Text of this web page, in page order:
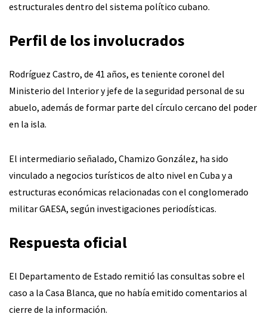
estructurales dentro del sistema político cubano.
Perfil de los involucrados
Rodríguez Castro, de 41 años, es teniente coronel del
Ministerio del Interior y jefe de la seguridad personal de su
abuelo, además de formar parte del círculo cercano del poder
en la isla.
El intermediario señalado, Chamizo González, ha sido
vinculado a negocios turísticos de alto nivel en Cuba y a
estructuras económicas relacionadas con el conglomerado
militar GAESA, según investigaciones periodísticas.
Respuesta oficial
El Departamento de Estado remitió las consultas sobre el
caso a la Casa Blanca, que no había emitido comentarios al
cierre de la información.